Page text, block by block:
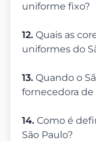
uniforme fixo?
12. Quais as
uniformes do
13. Quando o
fornecedora
14. Como é
São Paulo?